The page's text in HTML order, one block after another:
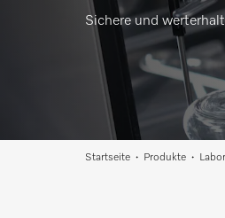
Sichere und
Startseite Produkte